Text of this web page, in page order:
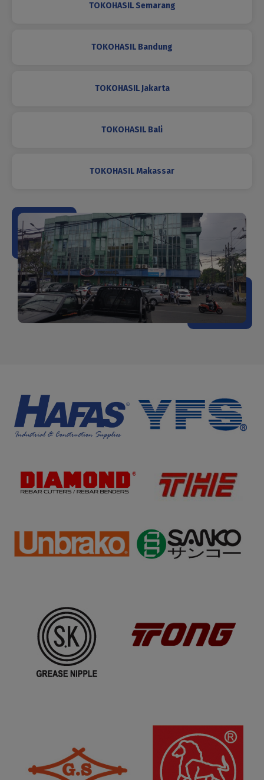
TOKOHASIL Semarang
TOKOHASIL Bandung
TOKOHASIL Jakarta
TOKOHASIL Bali
TOKOHASIL Makassar